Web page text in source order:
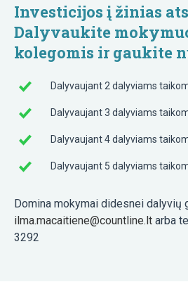
Investicijos į žinias
Dalyvaukite
kolegomis ir gaukite
Dalyvaujant 2 dalyviams
Dalyvaujant 3 dalyviams
Dalyvaujant 4 dalyviams
Dalyvaujant 5 dalyviams
Domina mokymai didesnei dalyvių
ilma.macaitiene@countline.lt arba
3292